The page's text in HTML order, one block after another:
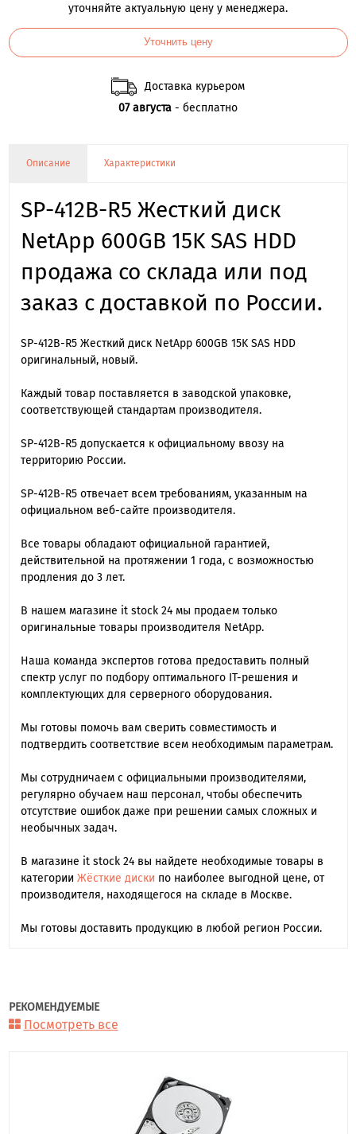
уточняйте актуальную цену у менеджера.
Уточнить цену
Доставка курьером
07 августа - бесплатно
Описание Характеристики
SP-412B-R5 Жесткий диск
NetApp 600GB 15K SAS HDD
продажа со склада или под
заказ с доставкой по России.
SP-412B-R5 Жесткий диск NetApp 600GB 15K SAS HDD
оригинальный, новый.
Каждый товар поставляется в заводской упаковке,
соответствующей стандартам производителя.
SP-412B-R5 допускается к официальному ввозу на
территорию России.
SP-412B-R5 отвечает всем требованиям, указанным на
официальном веб-сайте производителя.
Все товары обладают официальной гарантией,
действительной на протяжении 1 года, с возможностью
продления до 3 лет.
В нашем магазине it stock 24 мы продаем только
оригинальные товары производителя NetApp.
Наша команда экспертов готова предоставить полный
спектр услуг по подбору оптимального IT-решения и
комплектующих для серверного оборудования.
Мы готовы помочь вам сверить совместимость и
подтвердить соответствие всем необходимым параметрам.
Мы сотрудничаем с официальными производителями,
регулярно обучаем наш персонал, чтобы обеспечить
отсутствие ошибок даже при решении самых сложных и
необычных задач.
В магазине it stock 24 вы найдете необходимые товары в
категории Жёсткие диски по наиболее выгодной цене, от
производителя, находящегося на складе в Москве.
Мы готовы доставить продукцию в любой регион России.
РЕКОМЕНДУЕМЫЕ
Посмотреть все